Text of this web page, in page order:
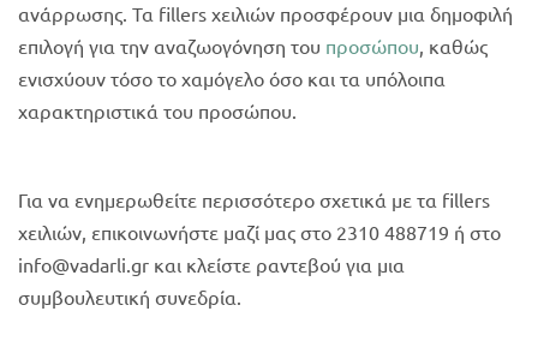
ανάρρωσης. Τα fillers χειλιών προσφέρουν μια δημοφιλή
επιλογή για την αναζωογόνηση του προσώπου, καθώς
ενισχύουν τόσο το χαμόγελο όσο και τα υπόλοιπα
χαρακτηριστικά του προσώπου.
Για να ενημερωθείτε περισσότερο σχετικά με τα fillers
χειλιών, επικοινωνήστε μαζί μας στο 2310 488719 ή στο
info@vadarli.gr και κλείστε ραντεβού για μια
συμβουλευτική συνεδρία.